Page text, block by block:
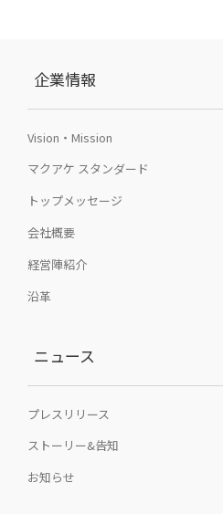
企業情報
Vision・Mission
マクアケ スタンダード
トップメッセージ
会社概要
経営陣紹介
沿革
ニュース
プレスリリース
ストーリー&告知
お知らせ